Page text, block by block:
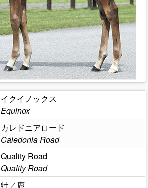
イクイノックス
Equinox
カレドニアロード
Caledonia Road
Quality Road
Quality Road
牡／鹿